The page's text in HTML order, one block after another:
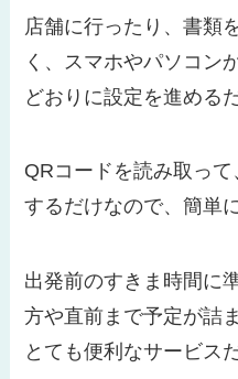
店舗に行ったり、書類
く、スマホやパソコン
どおりに設定を進める
QRコードを読み取っ
するだけなので、簡単
出発前のすきま時間に
方や直前まで予定が詰
とても便利なサービス